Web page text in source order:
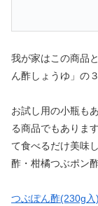
我が家はこの商品
ん酢しょうゆ」の
お試し用の小瓶も
る商品でもありま
て食べるだけ美味
酢・柑橘つぶポン
つぶぽん酢(230g